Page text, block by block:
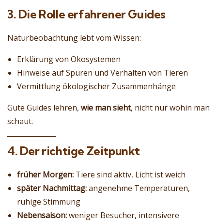
3. Die Rolle erfahrener Guides
Naturbeobachtung lebt vom Wissen:
Erklärung von Ökosystemen
Hinweise auf Spuren und Verhalten von Tieren
Vermittlung ökologischer Zusammenhänge
Gute Guides lehren, wie man sieht, nicht nur wohin man
schaut.
4. Der richtige Zeitpunkt
früher Morgen: Tiere sind aktiv, Licht ist weich
später Nachmittag:angenehme Temperaturen,
ruhige Stimmung
Nebensaison:weniger Besucher, intensivere